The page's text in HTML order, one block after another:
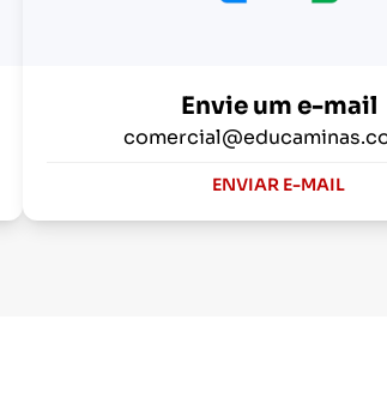
Envie um e-mail
ENVIAR E-MAIL